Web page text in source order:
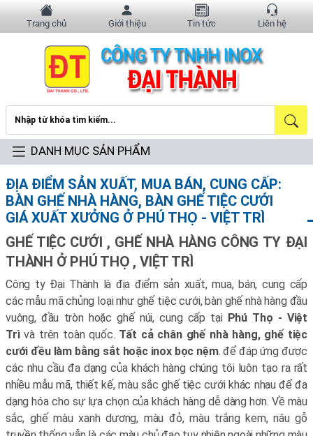
Trang chủ Giới thiệu Tin tức Liên hệ
DANH MỤC SẢN PHẨM
ĐỊA ĐIỂM SẢN XUẤT, MUA BÁN, CUNG CẤP:
BÀN GHẾ NHÀ HÀNG, BÀN GHẾ TIỆC CƯỚI
GIÁ XUẤT XƯỞNG Ở PHÚ THỌ - VIỆT TRÌ
GHẾ TIỆC CƯỚI , GHẾ NHÀ HÀNG CÔNG TY ĐẠI
THÀNH Ở PHÚ THỌ , VIỆT TRÌ
Công ty Đại Thành là địa điểm sản xuất, mua, bán, cung cấp
các mẫu mã chủng loại như ghế tiệc cưới, bàn ghế nhà hàng đầu
vuông, đầu tròn hoặc ghế núi, cung cấp tại Phú Thọ - Việt
Trì và trên toàn quốc. Tất cả chân ghế nhà hàng, ghế tiệc
cưới đều làm bằng sắt hoặc inox bọc nệm. để đáp ứng được
các nhu cầu đa dạng của khách hàng chúng tôi luôn tạo ra rất
nhiều mẫu mã, thiết kế, màu sắc ghế tiệc cưới khác nhau để đa
dạng hóa cho sự lựa chọn của khách hàng dễ dàng hơn. Về màu
sắc, ghế màu xanh dương, màu đỏ, màu trắng kem, nâu gỗ